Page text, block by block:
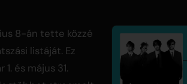
8-án tette közzé
listáját. Ez
és május 31.